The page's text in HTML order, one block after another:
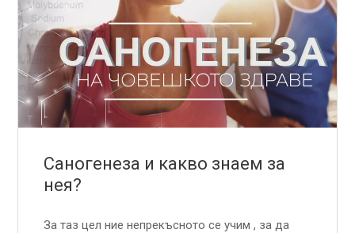
Саногенеза и какво знаем за
нея?
За таз цел ние непрекъсното се учим , за да